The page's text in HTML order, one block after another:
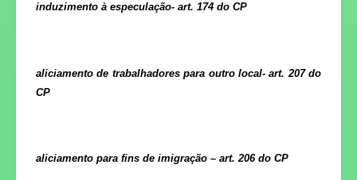
induzimento à especulação- art. 174 do CP
aliciamento de trabalhadores para outro local- art. 207 do
CP
aliciamento para fins de imigração – art. 206 do CP